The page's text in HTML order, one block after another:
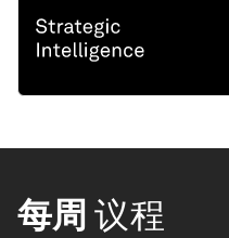
每周 议程